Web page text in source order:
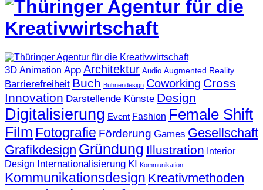
3D Animation App Architektur Audio Augmented Reality
Barrierefreiheit Buch Bühnendesign Coworking Cross
Innovation Darstellende Künste Design
Digitalisierung Event Fashion Female Shift
Film Fotografie Förderung Games Gesellschaft
Grafikdesign Gründung Illustration Interior
Design Internationalisierung KI Kommunikation
Kommunikationsdesign Kreativmethoden